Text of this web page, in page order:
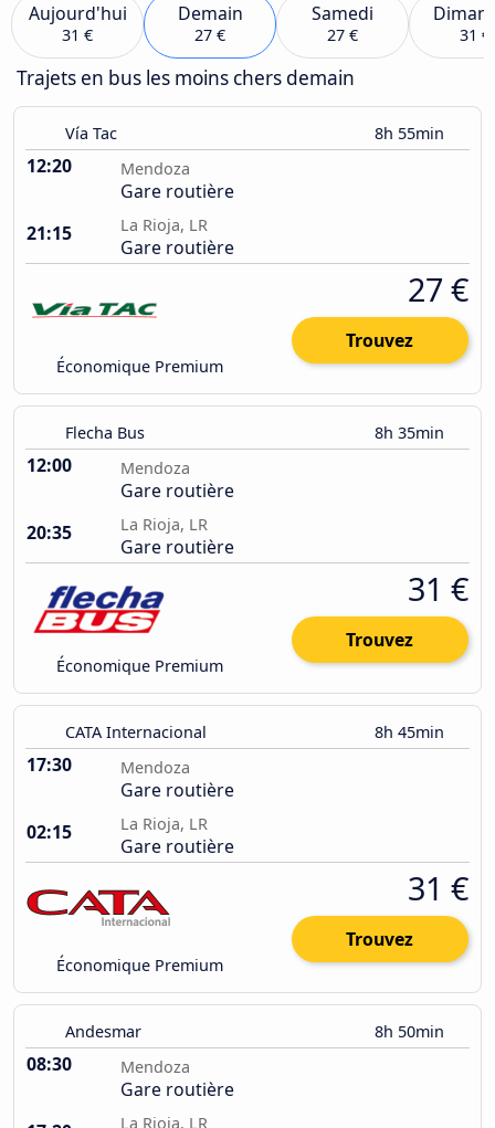
Aujourd'hui
31 €
Demain
27 €
Samedi
27 € 31 €
Trajets en bus les moins chers demain
Vía Tac 8h 55min
12:20 Mendoza
Gare routière
21:15
La Rioja, LR
Gare routière
Économique Premium
27 €
Trouvez
Flecha Bus 8h 35min
12:00 Mendoza
Gare routière
20:35
La Rioja, LR
Gare routière
Économique Premium
31 €
Trouvez
CATA Internacional 8h 45min
17:30 Mendoza
Gare routière
02:15
La Rioja, LR
Gare routière
Économique Premium
31 €
Trouvez
Andesmar 8h 50min
08:30 Mendoza
Gare routière
La Rioja, LR